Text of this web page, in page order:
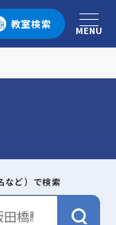
教室検索
メニュー
MENU
など）で検索